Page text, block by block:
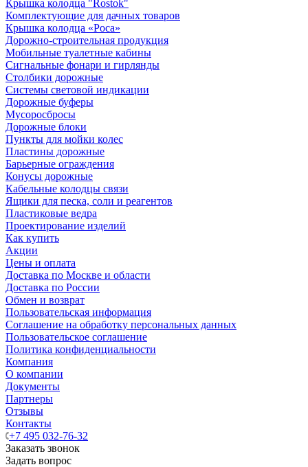
Крышка колодца "Rostok"
Комплектующие для дачных товаров
Крышка колодца «Роса»
Дорожно-строительная продукция
Мобильные туалетные кабины
Сигнальные фонари и гирлянды
Столбики дорожные
Системы световой индикации
Дорожные буферы
Мусоросбросы
Дорожные блоки
Пункты для мойки колес
Пластины дорожные
Барьерные ограждения
Конусы дорожные
Кабельные колодцы связи
Ящики для песка, соли и реагентов
Пластиковые ведра
Проектирование изделий
Как купить
Акции
Цены и оплата
Доставка по Москве и области
Доставка по России
Обмен и возврат
Пользовательская информация
Соглашение на обработку персональных данных
Пользовательское соглашение
Политика конфиденциальности
Компания
О компании
Документы
Партнеры
Отзывы
Контакты
+7 495 032-76-32
Заказать звонок
Задать вопрос